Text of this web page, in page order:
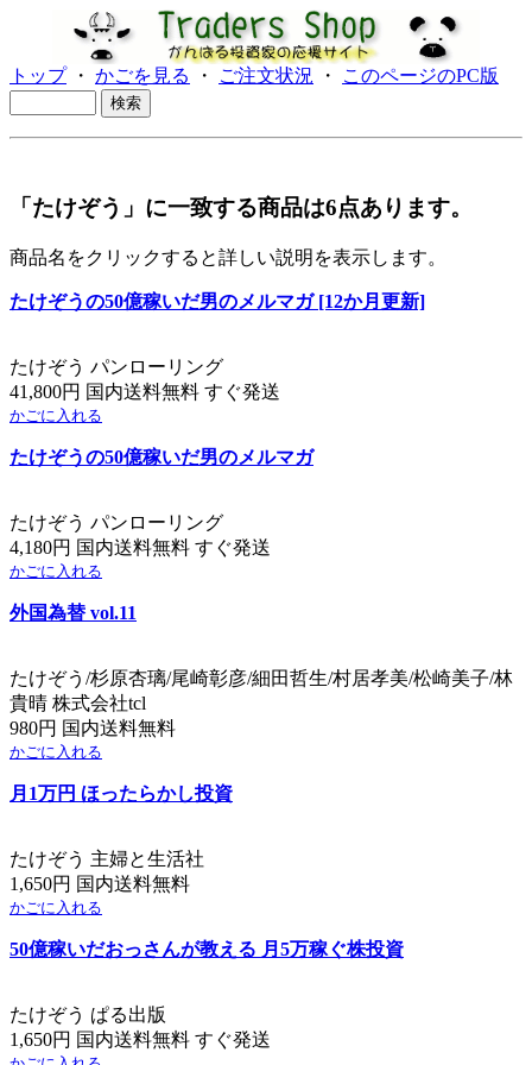
トップ・ かごを見る ・ ご注文状況 ・ このページのPC版
「たけぞう」に一致する商品は6点あります。
商品名をクリックすると詳しい説明を表示します。
たけぞうの50億稼いだ男のメルマガ [12か月更新]
たけぞう パンローリング
41,800円 国内送料無料 すぐ発送
かごに入れる
たけぞうの50億稼いだ男のメルマガ
たけぞう パンローリング
4,180円 国内送料無料 すぐ発送
かごに入れる
外国為替 vol.11
たけぞう/杉原杏璃/尾崎彰彦/細田哲生/村居孝美/松崎美子/林
貴晴 株式会社tcl
980円 国内送料無料
かごに入れる
月1万円 ほったらかし投資
たけぞう 主婦と生活社
1,650円 国内送料無料
かごに入れる
50億稼いだおっさんが教える 月5万稼ぐ株投資
たけぞう ぱる出版
1,650円 国内送料無料 すぐ発送